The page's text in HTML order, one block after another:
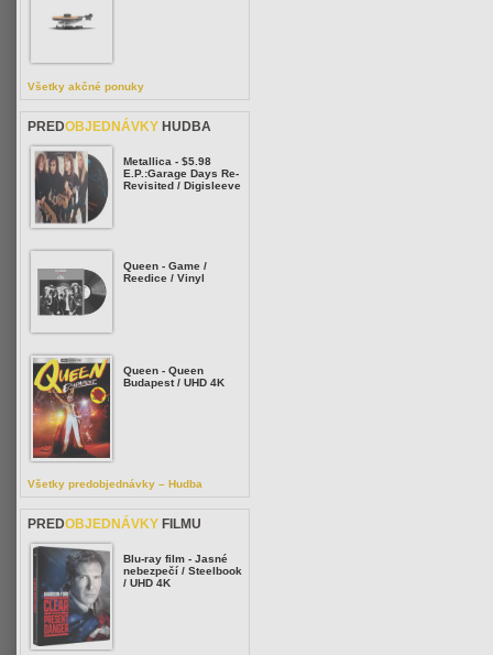
Všetky akčné ponuky
PREDOBJEDNÁVKY HUDBA
Metallica - $5.98
E.P.:Garage Days Re-
Revisited / Digisleeve
Queen - Game /
Reedice / Vinyl
Queen - Queen
Budapest / UHD 4K
Všetky predobjednávky – Hudba
PREDOBJEDNÁVKY FILMU
Blu-ray film - Jasné
nebezpečí / Steelbook
/ UHD 4K